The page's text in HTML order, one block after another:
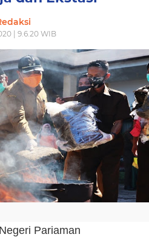
| 9.6.20 WIB
Pariaman